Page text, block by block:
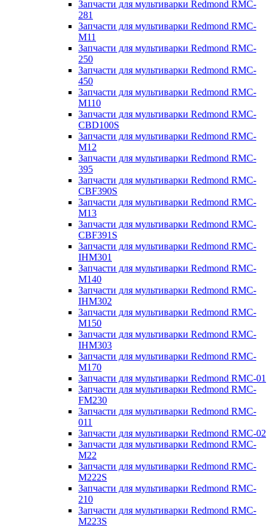
Запчасти для мультиварки Redmond RMC-
281
Запчасти для мультиварки Redmond RMC-
M11
Запчасти для мультиварки Redmond RMC-
250
Запчасти для мультиварки Redmond RMC-
450
Запчасти для мультиварки Redmond RMC-
M110
Запчасти для мультиварки Redmond RMC-
CBD100S
Запчасти для мультиварки Redmond RMC-
M12
Запчасти для мультиварки Redmond RMC-
395
Запчасти для мультиварки Redmond RMC-
CBF390S
Запчасти для мультиварки Redmond RMC-
M13
Запчасти для мультиварки Redmond RMC-
CBF391S
Запчасти для мультиварки Redmond RMC-
IHM301
Запчасти для мультиварки Redmond RMC-
M140
Запчасти для мультиварки Redmond RMC-
IHM302
Запчасти для мультиварки Redmond RMC-
M150
Запчасти для мультиварки Redmond RMC-
IHM303
Запчасти для мультиварки Redmond RMC-
M170
Запчасти для мультиварки Redmond RMC-01
Запчасти для мультиварки Redmond RMC-
FM230
Запчасти для мультиварки Redmond RMC-
011
Запчасти для мультиварки Redmond RMC-02
Запчасти для мультиварки Redmond RMC-
M22
Запчасти для мультиварки Redmond RMC-
M222S
Запчасти для мультиварки Redmond RMC-
210
Запчасти для мультиварки Redmond RMC-
M223S